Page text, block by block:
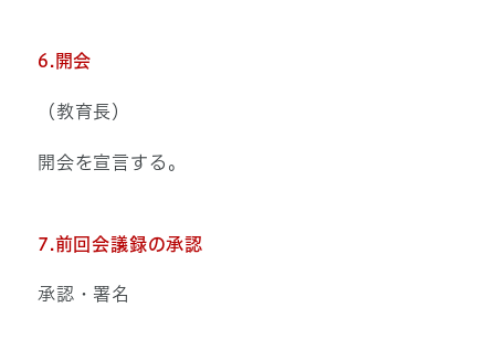
6.開会
（教育長）
開会を宣言する。
7.前回会議録の承認
承認・署名